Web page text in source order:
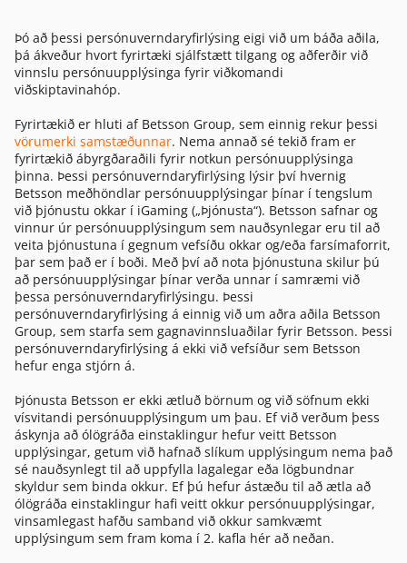
Þó að þessi persónuverndaryfirlýsing eigi við um báða aðila,
þá ákveður hvort fyrirtæki sjálfstætt tilgang og aðferðir við
vinnslu persónuupplýsinga fyrir viðkomandi
viðskiptavinahóp.
Fyrirtækið er hluti af Betsson Group, sem einnig rekur þessi
vörumerki samstæðunnar. Nema annað sé tekið fram er
fyrirtækið ábyrgðaraðili fyrir notkun persónuupplýsinga
þinna. Þessi persónuverndaryfirlýsing lýsir því hvernig
Betsson meðhöndlar persónuupplýsingar þínar í tengslum
við þjónustu okkar í iGaming („Þjónusta“). Betsson safnar og
vinnur úr persónuupplýsingum sem nauðsynlegar eru til að
veita þjónustuna í gegnum vefsíðu okkar og/eða farsímaforrit,
þar sem það er í boði. Með því að nota þjónustuna skilur þú
að persónuupplýsingar þínar verða unnar í samræmi við
þessa persónuverndaryfirlýsingu. Þessi
persónuverndaryfirlýsing á einnig við um aðra aðila Betsson
Group, sem starfa sem gagnavinnsluaðilar fyrir Betsson. Þessi
persónuverndaryfirlýsing á ekki við vefsíður sem Betsson
hefur enga stjórn á.
Þjónusta Betsson er ekki ætluð börnum og við söfnum ekki
vísvitandi persónuupplýsingum um þau. Ef við verðum þess
áskynja að ólögráða einstaklingur hefur veitt Betsson
upplýsingar, getum við hafnað slíkum upplýsingum nema það
sé nauðsynlegt til að uppfylla lagalegar eða lögbundnar
skyldur sem binda okkur. Ef þú hefur ástæðu til að ætla að
ólögráða einstaklingur hafi veitt okkur persónuupplýsingar,
vinsamlegast hafðu samband við okkur samkvæmt
upplýsingum sem fram koma í 2. kafla hér að neðan.